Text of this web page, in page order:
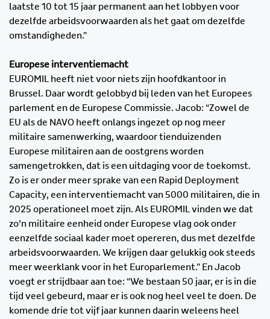
laatste 10 tot 15 jaar permanent aan het lobbyen voor
dezelfde arbeidsvoorwaarden als het gaat om dezelfde
omstandigheden.”
Europese interventiemacht
EUROMIL heeft niet voor niets zijn hoofdkantoor in
Brussel. Daar wordt gelobbyd bij leden van het Europees
parlement en de Europese Commissie. Jacob: “Zowel de
EU als de NAVO heeft onlangs ingezet op nog meer
militaire samenwerking, waardoor tienduizenden
Europese militairen aan de oostgrens worden
samengetrokken, dat is een uitdaging voor de toekomst.
Zo is er onder meer sprake van een Rapid Deployment
Capacity, een interventiemacht van 5000 militairen, die in
2025 operationeel moet zijn. Als EUROMIL vinden we dat
zo’n militaire eenheid onder Europese vlag ook onder
eenzelfde sociaal kader moet opereren, dus met dezelfde
arbeidsvoorwaarden. We krijgen daar gelukkig ook steeds
meer weerklank voor in het Europarlement.” En Jacob
voegt er strijdbaar aan toe: “We bestaan 50 jaar, er is in die
tijd veel gebeurd, maar er is ook nog heel veel te doen. De
komende drie tot vijf jaar kunnen daarin weleens heel